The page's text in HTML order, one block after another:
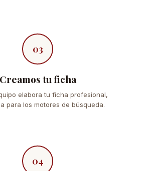
03
Creamos tu ficha
elabora tu ficha profesional,
para los motores de búsqueda.
04